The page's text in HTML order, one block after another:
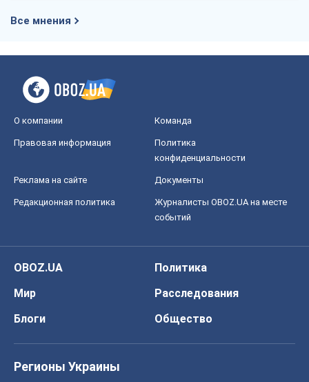
Все мнения
О компании Команда
Правовая информация
Политика
конфиденциальности
Реклама на сайте Документы
Редакционная политика
Журналисты OBOZ.UA на месте
событий
OBOZ.UA
Политика
Мир
Расследования
Блоги
Общество
Регионы Украины